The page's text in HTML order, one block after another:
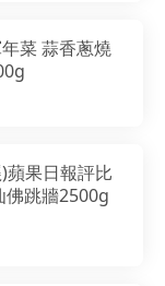
菜 蒜香蔥燒
蘋果日報評比
佛跳牆2500g